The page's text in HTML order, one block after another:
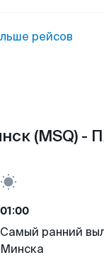
рейсов
(MSQ) -
01:00
Самый ранний
Минска